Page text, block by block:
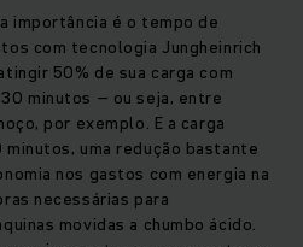
importância é o tempo de
com tecnologia Jungheinrich
50% de sua carga com
minutos – ou seja, entre
por exemplo. E a carga
uma redução bastante
nos gastos com energia na
necessárias para
movidas a chumbo ácido.